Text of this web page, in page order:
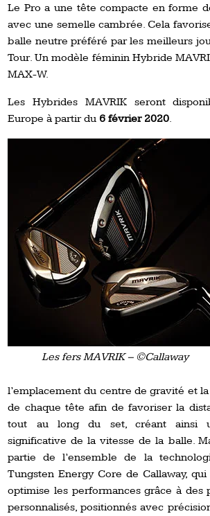
Le Pro a une tête compacte en forme
avec une semelle cambrée. Cela
balle neutre préféré par les meilleurs
Tour. Un modèle féminin Hybride
MAX-W.
Les Hybrides MAVRIK seront
Europe à partir du 6 février 2020.
Les fers MAVRIK – ©Callaway
l’emplacement du centre de gravité et
de chaque tête afin de favoriser la
tout au long du set, créant ainsi
significative de la vitesse de la balle.
partie de l’ensemble de la
Tungsten Energy Core de Callaway,
optimise les performances grâce à des
personnalisés, positionnés avec